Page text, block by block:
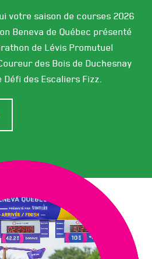
votre saison de courses 2026
Beneva de Québec présenté
de Lévis Promutuel
des Bois de Duchesnay
des Escaliers Fizz.